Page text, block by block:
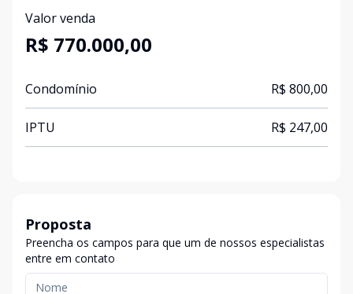
Valor venda
R$ 770.000,00
Condomínio R$ 800,00
IPTU R$ 247,00
Proposta
Preencha os campos para que um de nossos especialistas
entre em contato